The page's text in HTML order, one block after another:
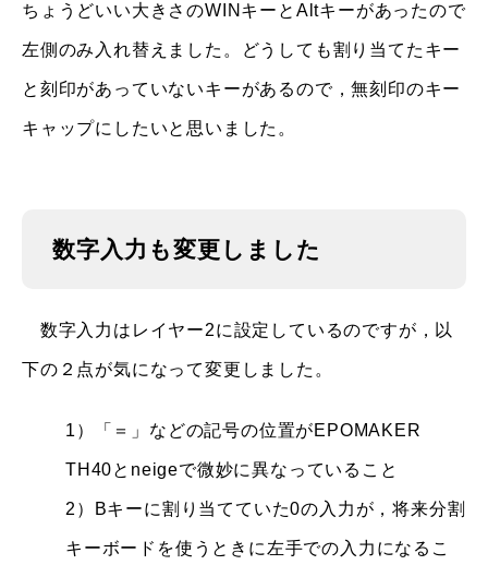
ちょうどいい大きさのWINキーとAltキーがあったので
左側のみ入れ替えました。どうしても割り当てたキー
と刻印があっていないキーがあるので，無刻印のキー
キャップにしたいと思いました。
数字入力も変更しました
数字入力はレイヤー2に設定しているのですが，以
下の２点が気になって変更しました。
1）「＝」などの記号の位置がEPOMAKER
TH40とneigeで微妙に異なっていること
2）Bキーに割り当てていた0の入力が，将来分割
キーボードを使うときに左手での入力になるこ